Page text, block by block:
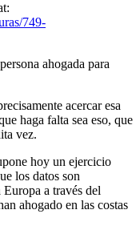
749-
ahogada para
acercar esa
haga falta sea eso, que
vez.
hoy un ejercicio
los datos son
a través del
ahogado en las costas